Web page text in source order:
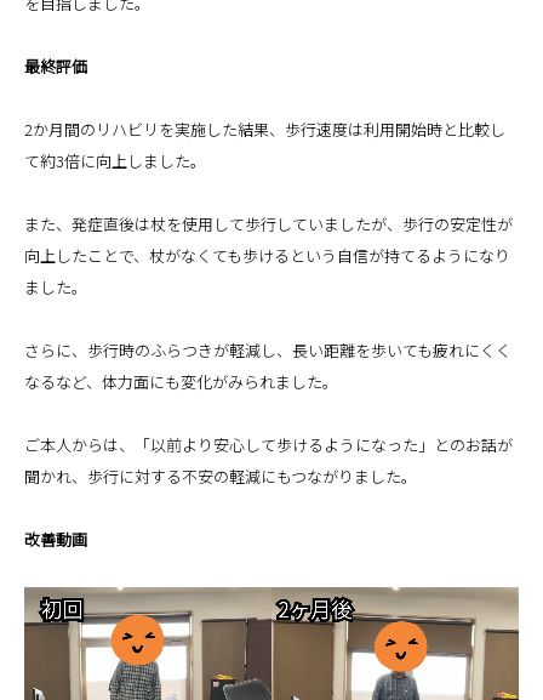
最終評価
2か月間のリハビリを実施した結果、歩行速度は利用開始時と比較し
て約3倍に向上しました。
また、発症直後は杖を使用して歩行していましたが、歩行の安定性が
向上したことで、杖がなくても歩けるという自信が持てるようになり
ました。
さらに、歩行時のふらつきが軽減し、長い距離を歩いても疲れにくく
なるなど、体力面にも変化がみられました。
ご本人からは、「以前より安心して歩けるようになった」とのお話が
聞かれ、歩行に対する不安の軽減にもつながりました。
改善動画